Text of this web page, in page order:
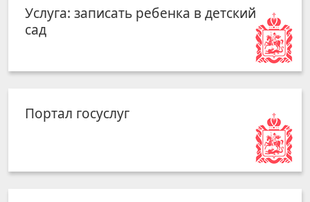
Услуга: записать ребенка в детский
сад
Портал госуслуг